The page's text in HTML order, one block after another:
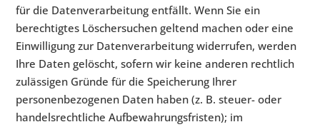
für die Datenverarbeitung entfällt. Wenn Sie ein
berechtigtes Löschersuchen geltend machen oder eine
Einwilligung zur Datenverarbeitung widerrufen, werden
Ihre Daten gelöscht, sofern wir keine anderen rechtlich
zulässigen Gründe für die Speicherung Ihrer
personenbezogenen Daten haben (z. B. steuer- oder
handelsrechtliche Aufbewahrungsfristen); im